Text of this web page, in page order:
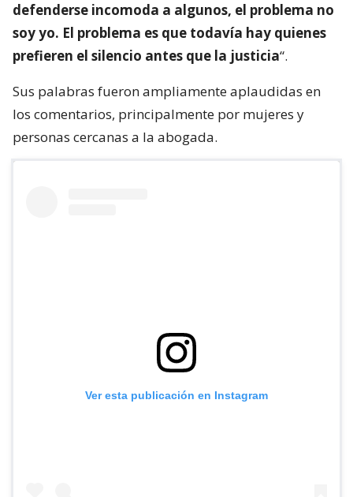
defenderse incomoda a algunos, el problema no
soy yo. El problema es que todavía hay quienes
prefieren el silencio antes que la justicia“.
Sus palabras fueron ampliamente aplaudidas en
los comentarios, principalmente por mujeres y
personas cercanas a la abogada.
Ver esta publicación en Instagram